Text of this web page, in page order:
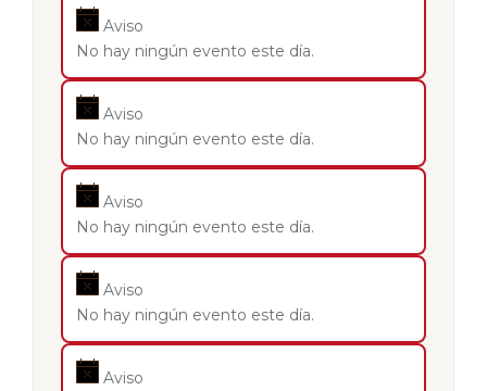
Aviso
No hay ningún evento este día.
Aviso
No hay ningún evento este día.
Aviso
No hay ningún evento este día.
Aviso
No hay ningún evento este día.
Aviso